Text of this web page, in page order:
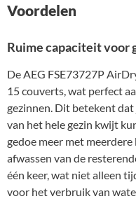
Voordelen
Ruime capaciteit voor
De AEG FSE73727P
15 couverts, wat perfect
gezinnen. Dit betekent
van het hele gezin kwijt
gedoe meer met
afwassen van de
één keer, wat niet alleen
voor het verbruik van